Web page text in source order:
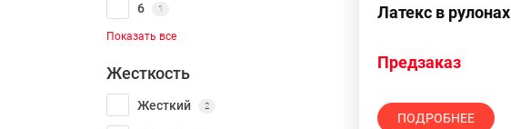
6 1
Показать все
Жесткость
Жесткий 2
Латекс в рулонах
Предзаказ
ПОДРОБНЕЕ